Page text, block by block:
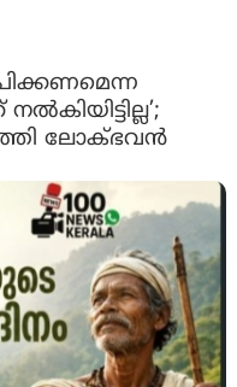
ലോക്ഭവൻ